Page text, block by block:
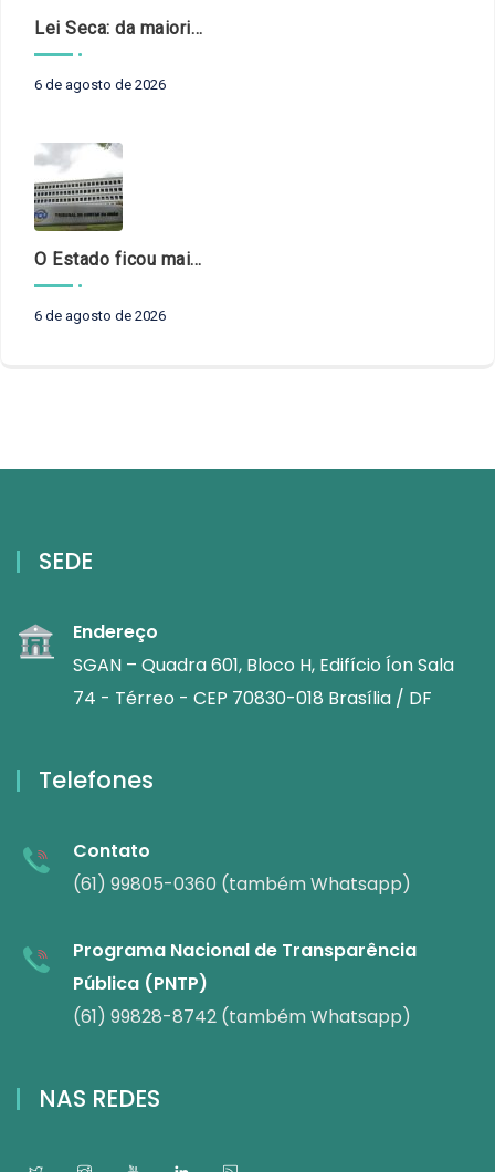
Lei Seca: da maioridade à maturidade
6 de agosto de 2026
O Estado ficou mais complexo. O controle precisa acompanhar
6 de agosto de 2026
SEDE
Endereço
SGAN – Quadra 601, Bloco H, Edifício Íon Sala
74 - Térreo - CEP 70830-018 Brasília / DF
Telefones
Contato
(61) 99805-0360 (também Whatsapp)
Programa Nacional de Transparência
Pública (PNTP)
(61) 99828-8742 (também Whatsapp)
NAS REDES